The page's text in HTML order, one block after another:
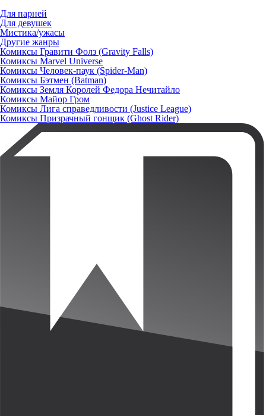
Для парней
Для девушек
Мистика/ужасы
Другие жанры
Комиксы Гравити Фолз (Gravity Falls)
Комиксы Marvel Universe
Комиксы Человек-паук (Spider-Man)
Комиксы Бэтмен (Batman)
Комиксы Земля Королей Федора Нечитайло
Комиксы Майор Гром
Комиксы Лига справедливости (Justice League)
Комиксы Призрачный гонщик (Ghost Rider)